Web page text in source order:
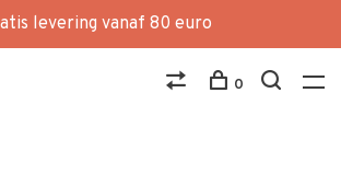
levering vanaf 80 euro
0